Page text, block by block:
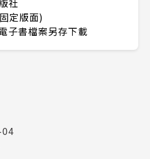
定版面)
子書檔案另存下載